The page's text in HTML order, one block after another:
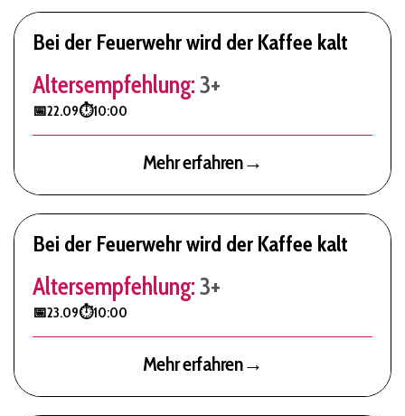
Bei der Feuerwehr wird der Kaffee kalt
Altersempfehlung:3+
📅22.09⏱️10:00
Mehr erfahren→
Bei der Feuerwehr wird der Kaffee kalt
Altersempfehlung:3+
📅23.09⏱️10:00
Mehr erfahren→